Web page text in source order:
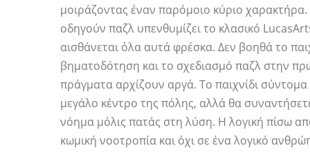
μοιράζοντας έναν παρόμοιο κύριο
οδηγούν παζλ υπενθυμίζει το κλασικό
αισθάνεται όλα αυτά φρέσκα. Δεν βοηθά το
βηματοδότηση και το σχεδιασμό παζλ στην
πράγματα αρχίζουν αργά. Το παιχνίδι
μεγάλο κέντρο της πόλης, αλλά θα
νόημα μόλις πατάς στη λύση. Η λογική πίσω
κωμική νοοτροπία και όχι σε ένα λογικό